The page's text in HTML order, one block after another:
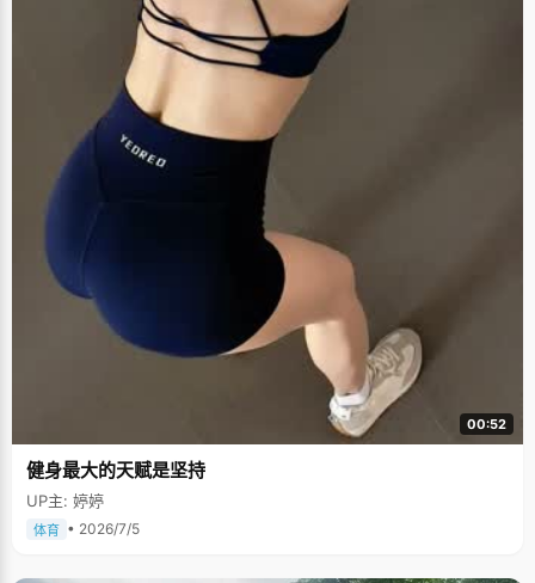
00:52
健身最大的天赋是坚持
UP主: 婷婷
体育 • 2026/7/5